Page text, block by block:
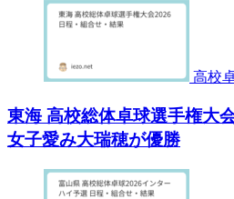
高校
東海 高校総体卓球選手権大
女子愛み大瑞穂が優勝